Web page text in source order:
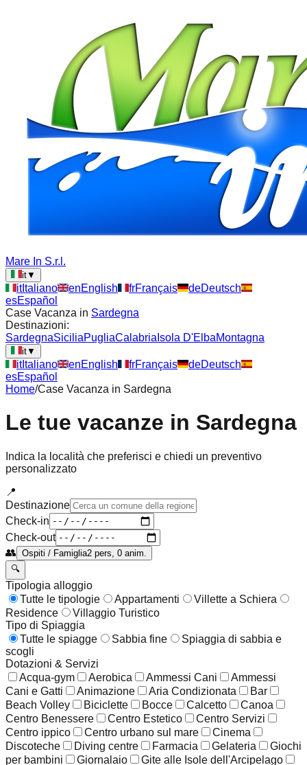
Mare In S.r.l.
it▼
itItaliano enEnglish frFrançais deDeutsch
esEspañol
Case Vacanza in Sardegna
Destinazioni:
SardegnaSiciliaPugliaCalabria Isola D'ElbaMontagna
it▼
itItaliano enEnglish frFrançais deDeutsch
esEspañol
Home/Case Vacanza in Sardegna
Le tue vacanze in Sardegna
Indica la località che preferisci e chiedi un preventivo
personalizzato
📍
Destinazione
Check-in
Check-out
👥 Ospiti / Famiglia2 pers, 0 anim.
🔍
Tipologia alloggio
Tutte le tipologie
Appartamenti
Villette a Schiera
Residence
Villaggio Turistico
Tipo di Spiaggia
Tutte le spiagge
Sabbia fine
Spiaggia di sabbia e
scogli
Dotazioni & Servizi
Acqua-gym
Aerobica Ammessi Cani
Ammessi
Cani e Gatti
Animazione Aria Condizionata
Bar
Beach Volley
Biciclette Bocce Calcetto
Canoa
Centro Benessere
Centro Estetico
Centro Servizi
Centro ippico
Centro urbano sul mare
Cinema
Discoteche
Diving centre Farmacia Gelateria
Giochi
per bambini
Giornalaio
Gite alle Isole dell'Arcipelago